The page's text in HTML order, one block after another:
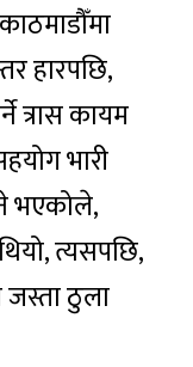
हारपछि,
त्रास कायम
भारी
भएकोले,
त्यसपछि,
जस्ता ठुला